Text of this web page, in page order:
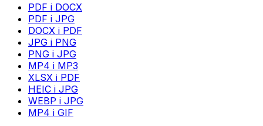
PDF i DOCX
PDF i JPG
DOCX i PDF
JPG i PNG
PNG i JPG
MP4 i MP3
XLSX i PDF
HEIC i JPG
WEBP i JPG
MP4 i GIF